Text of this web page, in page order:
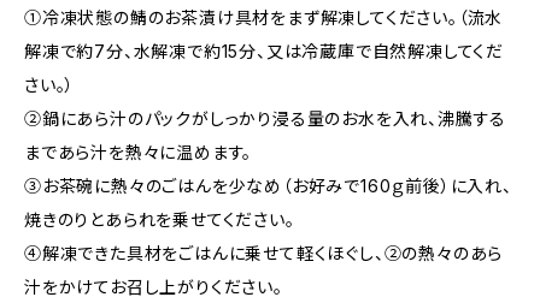
①冷凍状態の鯖のお茶漬け具材をまず解凍してください。（流水
解凍で約7分、水解凍で約15分、又は冷蔵庫で自然解凍してくだ
さい。）
②鍋にあら汁のパックがしっかり浸る量のお水を入れ、沸騰する
まであら汁を熱々に温めます。
③お茶碗に熱々のごはんを少なめ（お好みで160ｇ前後）に入れ、
焼きのりとあられを乗せてください。
④解凍できた具材をごはんに乗せて軽くほぐし、②の熱々のあら
汁をかけてお召し上がりください。